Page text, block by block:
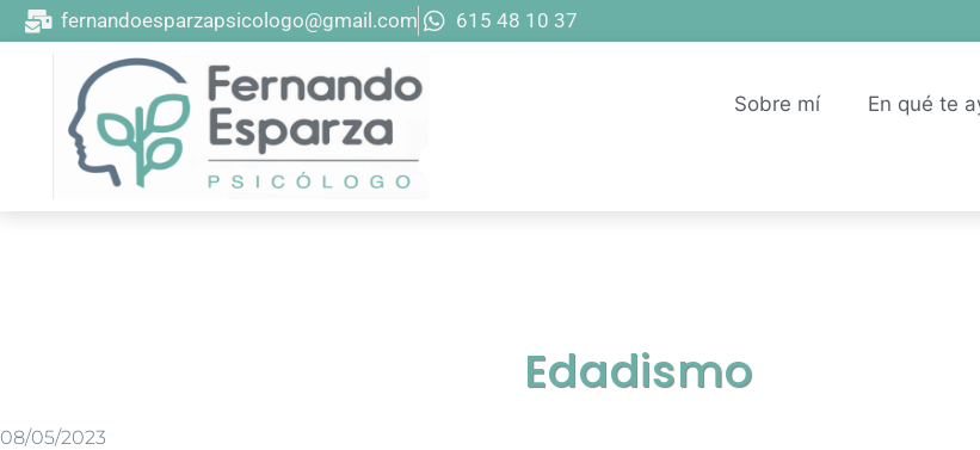
fernandoesparzapsicologo@gmail.com 615 48 10 37
Sobre mí En qué te
Edadismo
08/05/2023